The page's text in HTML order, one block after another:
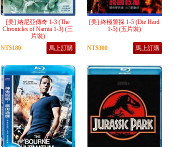
[美] 納尼亞傳奇 1-3 (The
Chronicles of Narnia 1-3) (三
片裝)
NT$180
馬上訂購
[美] 終極警探 1-5 (Die Hard
1-5) (五片裝)
NT$300 馬上訂購